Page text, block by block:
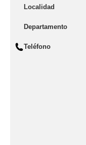
Localidad
Departamento
Teléfono